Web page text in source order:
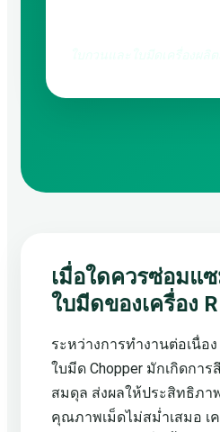
เมื่อใดควรซ่อมแ
ใบมีดของเครื่อง
ระหว่างการทำงานต่อเนื่อ
ใบมีด Chopper มักเกิดกา
สมดุล ส่งผลให้ประสิทธิภา
คุณภาพเม็ดไม่สม่ำเสมอ เ